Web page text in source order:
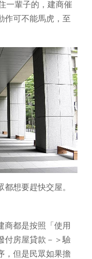
一輩子的，建商催
作可不能馬虎，至
想要趕快交屋。
商都是按照「使用
付房屋貸款－＞驗
，但是民眾如果擔